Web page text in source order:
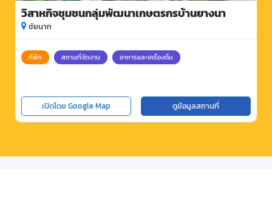
วิสาหกิจชุมชนกลุ่มพัฒนาเกษตรกรบ้านยางนา
ชัยนาท
ที่พัก สถานที่จัดงาน อาหารและเครื่องดื่ม
เปิดโดย Google Map ดูข้อมูลสถานที่